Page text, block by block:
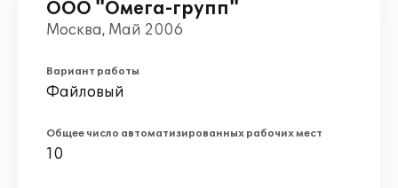
ООО "Омега-групп"
Москва, Май 2006
Вариант работы
Файловый
Общее число автоматизированных рабочих мест
10